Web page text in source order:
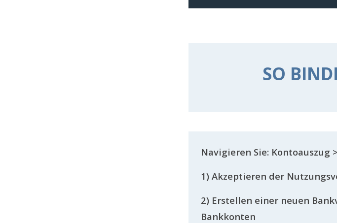
SO
Navigieren Sie: Kontoauszug
1) Akzeptieren der
2) Erstellen einer neuen
Bankkonten